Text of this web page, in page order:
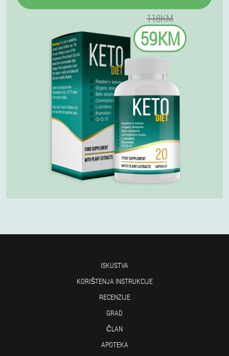
118KM
59KM
ISKUSTVA
KORIŠTENJA INSTRUKCIJE
RECENZIJE
GRAD
ČLAN
APOTEKA